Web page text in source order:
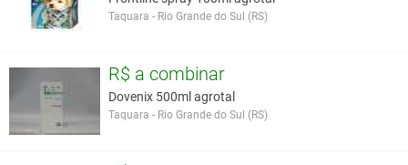
Taquara - Rio Grande do Sul (RS)
R$ a combinar
Dovenix 500ml agrotal
Taquara - Rio Grande do Sul (RS)